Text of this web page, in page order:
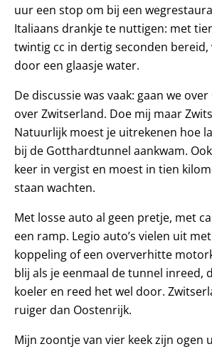
uur een stop om bij een
Italiaans drankje te nuttigen: met
twintig cc in dertig seconden bereid,
door een glaasje water.
De discussie was vaak: gaan we
over Zwitserland. Doe mij maar
Natuurlijk moest je uitrekenen hoe
bij de Gotthardtunnel aankwam.
keer in vergist en moest in tien
staan wachten.
Met losse auto al geen pretje, met
een ramp. Legio auto’s vielen uit
koppeling of een oververhitte
blij als je eenmaal de tunnel inreed,
koeler en reed het wel door.
ruiger dan Oostenrijk.
Mijn zoontje van vier keek zijn ogen